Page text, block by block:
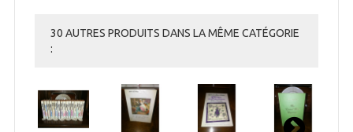
30 AUTRES PRODUITS DANS LA MÊME CATÉGORIE
: